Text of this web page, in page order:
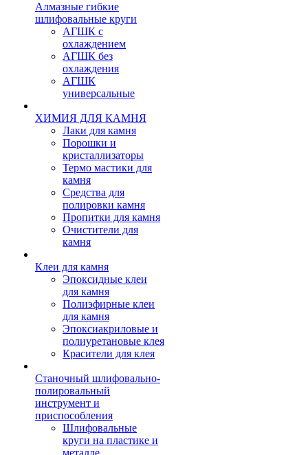
Алмазные гибкие
шлифовальные круги
АГШК с
охлаждением
АГШК без
охлаждения
АГШК
универсальные
ХИМИЯ ДЛЯ КАМНЯ
Лаки для камня
Порошки и
кристаллизаторы
Термо мастики для
камня
Средства для
полировки камня
Пропитки для камня
Очистители для
камня
Клеи для камня
Эпоксидные клеи
для камня
Полиэфирные клеи
для камня
Эпоксиакриловые и
полиуретановые клея
Красители для клея
Станочный шлифовально-
полировальный
инструмент и
приспособления
Шлифовальные
круги на пластике и
металле